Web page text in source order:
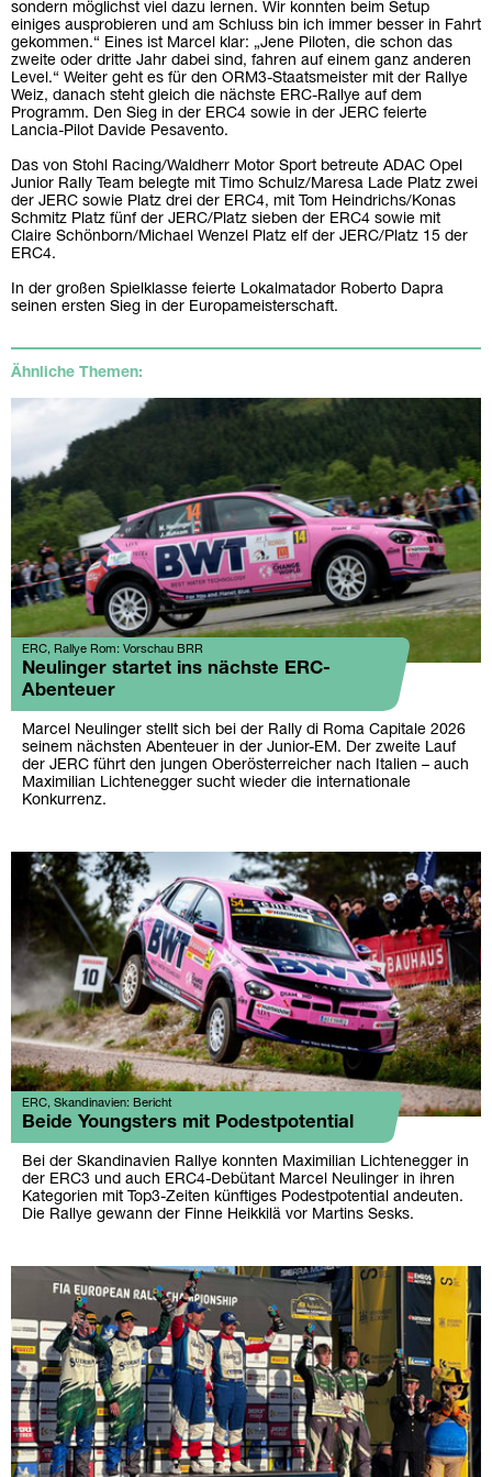
sondern möglichst viel dazu lernen. Wir konnten beim Setup
einiges ausprobieren und am Schluss bin ich immer besser in Fahrt
gekommen.“ Eines ist Marcel klar: „Jene Piloten, die schon das
zweite oder dritte Jahr dabei sind, fahren auf einem ganz anderen
Level.“ Weiter geht es für den ORM3-Staatsmeister mit der Rallye
Weiz, danach steht gleich die nächste ERC-Rallye auf dem
Programm. Den Sieg in der ERC4 sowie in der JERC feierte
Lancia-Pilot Davide Pesavento.
Das von Stohl Racing/Waldherr Motor Sport betreute ADAC Opel
Junior Rally Team belegte mit Timo Schulz/Maresa Lade Platz zwei
der JERC sowie Platz drei der ERC4, mit Tom Heindrichs/Konas
Schmitz Platz fünf der JERC/Platz sieben der ERC4 sowie mit
Claire Schönborn/Michael Wenzel Platz elf der JERC/Platz 15 der
ERC4.
In der großen Spielklasse feierte Lokalmatador Roberto Dapra
seinen ersten Sieg in der Europameisterschaft.
Ähnliche Themen:
ERC, Rallye Rom: Vorschau BRR
Neulinger startet ins nächste ERC-
Abenteuer
Marcel Neulinger stellt sich bei der Rally di Roma Capitale 2026
seinem nächsten Abenteuer in der Junior-EM. Der zweite Lauf
der JERC führt den jungen Oberösterreicher nach Italien – auch
Maximilian Lichtenegger sucht wieder die internationale
Konkurrenz.
ERC, Skandinavien: Bericht
Beide Youngsters mit Podestpotential
Bei der Skandinavien Rallye konnten Maximilian Lichtenegger in
der ERC3 und auch ERC4-Debütant Marcel Neulinger in ihren
Kategorien mit Top3-Zeiten künftiges Podestpotential andeuten.
Die Rallye gewann der Finne Heikkilä vor Martins Sesks.